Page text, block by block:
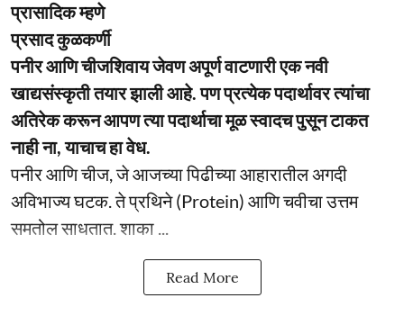
प्रासादिक म्हणे
प्रसाद कुळकर्णी
पनीर आणि चीजशिवाय जेवण अपूर्ण वाटणारी एक नवी
खाद्यसंस्कृती तयार झाली आहे. पण प्रत्येक पदार्थावर त्यांचा
अतिरेक करून आपण त्या पदार्थाचा मूळ स्वादच पुसून टाकत
नाही ना, याचाच हा वेध.
पनीर आणि चीज, जे आजच्या पिढीच्या आहारातील अगदी
अविभाज्य घटक. ते प्रथिने (Protein) आणि चवीचा उत्तम
समतोल साधतात. शाका ...
Read More